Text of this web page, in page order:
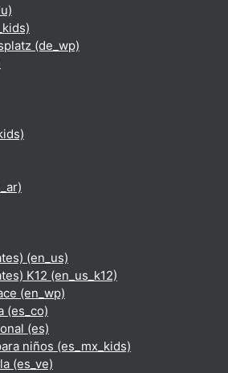
‎(de_wp)‎
‎(en_us)‎
K12 ‎(en_us_k12)‎
‎(en_wp)‎
‎(es_co)‎
‎(es)‎
niños ‎(es_mx_kids)‎
‎(es_ve)‎